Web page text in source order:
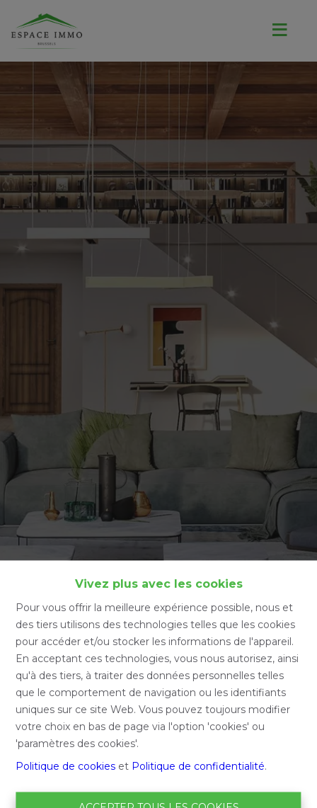
Vivez plus avec les cookies
Pour vous offrir la meilleure expérience possible, nous et
des tiers utilisons des technologies telles que les cookies
pour accéder et/ou stocker les informations de l'appareil.
En acceptant ces technologies, vous nous autorisez, ainsi
qu'à des tiers, à traiter des données personnelles telles
que le comportement de navigation ou les identifiants
uniques sur ce site Web. Vous pouvez toujours modifier
votre choix en bas de page via l'option 'cookies' ou
'paramètres des cookies'.
Politique de cookies et Politique de confidentialité.
Accueil
Accueil